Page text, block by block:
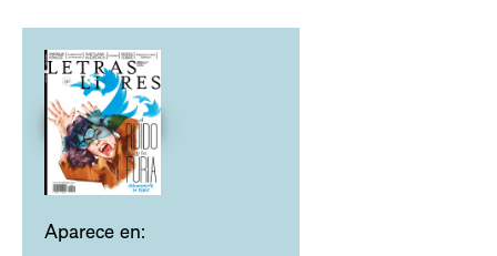
Aparece en: